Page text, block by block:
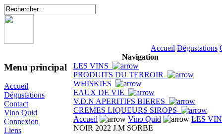
Accueil Dégustations
Menu principal
Accueil
Dégustations
Contact
Vino Quid
Connexion
Liens
Navigation
LES VINS
PRODUITS DU TERROIR
WHISKIES
EAUX DE VIE
V.D.N APERITIFS BIERES
CREMES LIQUEURS SIROPS
Accueil
Vino Quid
LES
NOIR 2022 J.M SORBE